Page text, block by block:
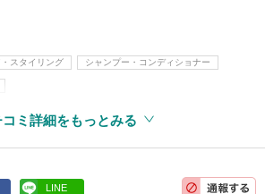
スタイリング シャンプー・コンディショナー
コミ詳細をもっとみる
LINE